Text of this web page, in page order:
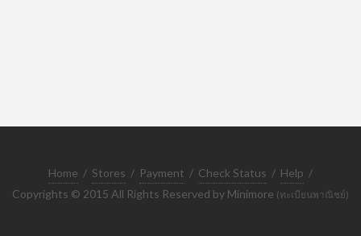
Home / Stores / Payment / Check Status / Help /
Copyrights © 2015 All Rights Reserved by Minimore (ทะเบียนพาณิชย์)